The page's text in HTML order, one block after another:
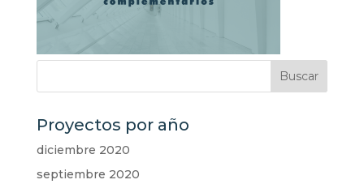
Proyectos por año
diciembre 2020
septiembre 2020